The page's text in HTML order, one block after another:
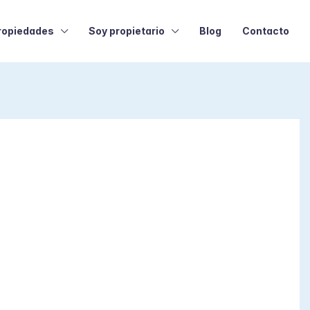
Soy propietario Blog Contacto